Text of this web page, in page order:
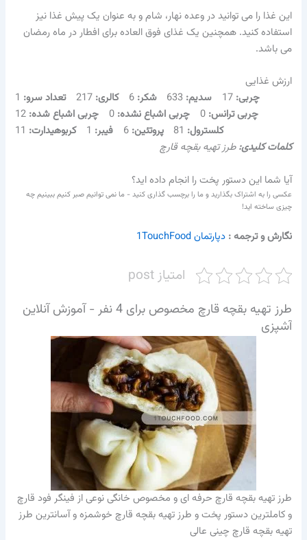
این غذا را می توانید در وعده نهار، شام و به عنوان یک پیش غذا نیز
استفاده کنید. همچنین یک غذای فوق العاده برای افطار در ماه رمضان
می باشد.
ارزش غذایی
تعداد سرو: 1 کالری: 217 شکر: 6 سدیم: 633 چربی: 17
چربی اشباع شده: 12 چربی اشباع نشده: 0 چربی ترانس: 0
کربوهیدارت: 11 فیبر: 1 پروتئین: 6 کلسترول: 81
کلمات کلیدی:طرز تهیه بقچه قارچ
آیا شما این دستور پخت را انجام داده اید؟
عکسی را به اشتراک بگذارید و ما را برچسب گذاری کنید - ما نمی توانیم صبر کنیم ببینیم چه
چیزی ساخته اید!
نگارش و ترجمه:دپارتمان 1TouchFood
امتیاز post
طرز تهیه بقچه قارچ مخصوص برای 4 نفر - آموزش آنلاین
آشپزی
طرز تهیه بقچه قارچ حرفه ای و مخصوص خانگی نوعی از فینگر فود قارچ
و کاملترین دستور پخت و طرز تهیه بقچه قارچ خوشمزه و آسانترین طرز
تهیه بقچه قارچ چینی عالی